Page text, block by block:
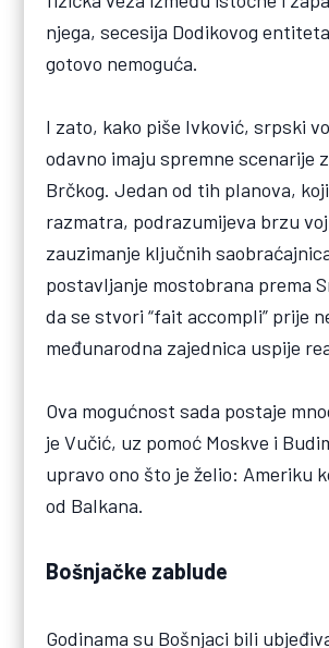
njega, secesija Dodikovog
gotovo nemoguća.
I zato, kako piše Ivković, srpski
odavno imaju spremne scenarije
Brčkog. Jedan od tih planova,
razmatra, podrazumijeva brzu
zauzimanje ključnih
postavljanje mostobrana prema
da se stvori “fait accompli” prije
međunarodna zajednica uspije
Ova mogućnost sada postaje
je Vučić, uz pomoć Moskve i
upravo ono što je želio: Ameriku
od Balkana.
Bošnjačke zablude
Godinama su Bošnjaci bili